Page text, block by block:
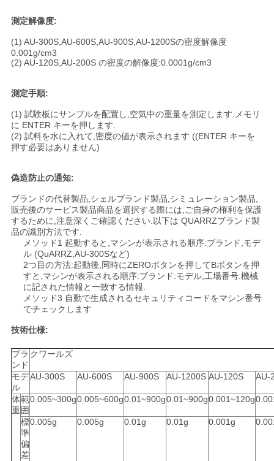
測定解像度:
(1) AU-300S,AU-600S,AU-900S,AU-1200Sの密度解像度
0.001g/cm3
(2) AU-120S,AU-200S の密度の解像度:0.0001g/cm3
測定手順:
(1) 試験板にサンプルを配置し,空気中の重量を測定します.メモリ
に ENTER キーを押します.
(2) 試料を水に入れて,密度の値が表示されます ((ENTER キーを
押す必要はありません)
偽造防止の通知:
ブランドの代替製品,シェルブランド製品,シミュレーション製品,
販売後のサービス製品商品を選択する際には,ご自身の権利を保護
するために,注意深くご確認ください.以下は QUARRZブランド製
品の識別方法です.
メソッド1 起動すると,マシンが表示される順序:ブランド,モデ
ル (QuARRZ,AU-300Sなど)
2つ目の方法:起動後,同時にZEROボタンを押してBボタンを押
すと,マシンが表示される順序:ブランド:モデル,工場番号.機械
に記された情報と一致する情報.
メソッド3 自動で生成されるセキュリティコードをマシン番号
でチェックします
技術仕様:
ブラ
ンド
クワールズ
モデ
ル
AU-300S AU-600S AU-900S AU-1200S AU-120S AU-
体
重
範
囲
0.005~300g0.005~600g0.01~900g0.01~900g0.001~120g
標
準
偏
差
0.005g 0.005g 0.01g 0.01g 0.001g